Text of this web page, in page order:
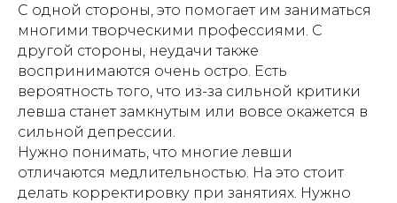
С одной стороны, это помогает им заниматься
многими творческими профессиями. С
другой стороны, неудачи также
воспринимаются очень остро. Есть
вероятность того, что из-за сильной критики
левша станет замкнутым или вовсе окажется в
сильной депрессии.
Нужно понимать, что многие левши
отличаются медлительностью. На это стоит
делать корректировку при занятиях. Нужно